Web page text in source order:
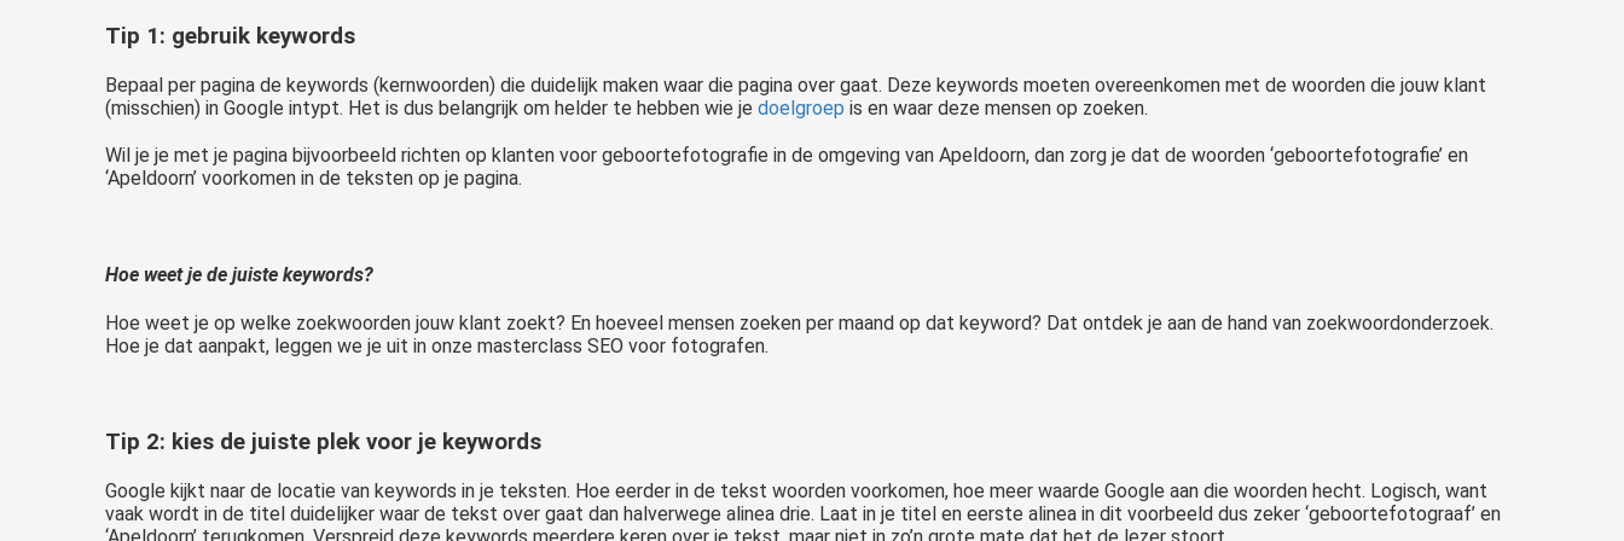
Tip 1: gebruik keywords
Bepaal per pagina de keywords (kernwoorden) die duidelijk maken waar die pagina over gaat. Deze keywords moeten overeenkomen met de woorden die jouw klant
(misschien) in Google intypt. Het is dus belangrijk om helder te hebben wie je doelgroep is en waar deze mensen op zoeken.
Wil je je met je pagina bijvoorbeeld richten op klanten voor geboortefotografie in de omgeving van Apeldoorn, dan zorg je dat de woorden ‘geboortefotografie’ en
‘Apeldoorn’ voorkomen in de teksten op je pagina.
Hoe weet je de juiste keywords?
Hoe weet je op welke zoekwoorden jouw klant zoekt? En hoeveel mensen zoeken per maand op dat keyword? Dat ontdek je aan de hand van zoekwoordonderzoek.
Hoe je dat aanpakt, leggen we je uit in onze masterclass SEO voor fotografen.
Tip 2: kies de juiste plek voor je keywords
Google kijkt naar de locatie van keywords in je teksten. Hoe eerder in de tekst woorden voorkomen, hoe meer waarde Google aan die woorden hecht. Logisch, want
vaak wordt in de titel duidelijker waar de tekst over gaat dan halverwege alinea drie. Laat in je titel en eerste alinea in dit voorbeeld dus zeker ‘geboortefotograaf’ en